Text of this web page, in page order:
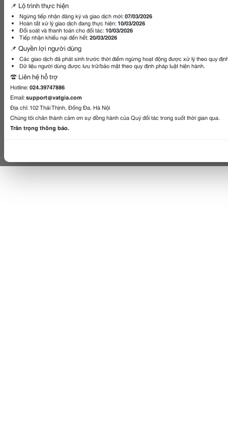
📌 Lộ trình thực hiện
Ngừng tiếp nhận đăng ký và giao dịch mới:07/03/2026
Hoàn tất xử lý giao dịch đang thực hiện: 10/03/2026
Đối soát và thanh toán cho đối tác: 10/03/2026
Tiếp nhận khiếu nại đến hết:20/03/2026
📌 Quyền lợi người dùng
Các giao dịch đã phát sinh trước thời điểm ngừng hoạt động được xử lý theo quy
Dữ liệu người dùng được lưu trữ/bảo mật theo quy định pháp luật hiện hành.
☎️ Liên hệ hỗ trợ
Hotline:024.39747886
Email:support@vatgia.com
Địa chỉ: 102 Thái Thịnh, Đống Đa, Hà Nội
Chúng tôi chân thành cảm ơn sự đồng hành của Quý đối tác trong suốt thời gian qua.
Trân trọng thông báo.